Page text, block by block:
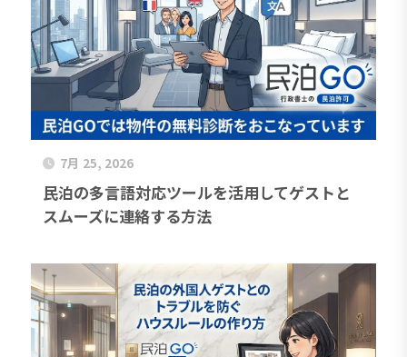
7月 25, 2026
民泊の多言語対応ツールを活用してゲストと
スムーズに連絡する方法